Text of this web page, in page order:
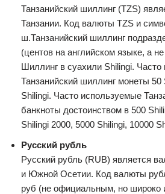
Танзанийский шиллинг (TZS)
Танзании. Код валюты TZS и
ш.Танзанийский шиллинг
(центов на английском языке, а
Шиллинг в суахили Shilingi.
Танзанийский шиллинг монеты 50
Shilingi. Часто используемые
банкноты достоинством в 500
Shilingi 2000, 5000 Shilingi, 10000
Русский рубль
Русский рубль (RUB) является
и Южной Осетии. Код валюты
руб (не официальным, но широко